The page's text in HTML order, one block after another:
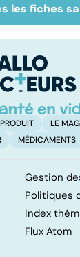
Don de
le pour
levée de
les fiches
LE
MÉDICAMENTS
Gestion
Politiques
Index
Flux Atom